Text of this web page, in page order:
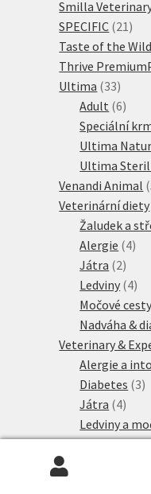
Smilla
SPECIFIC 21 21
Taste of the Wild
Thrive
Ultima 3333
Adult 66
Speciální
Ultima
Ultima
Venandi Animal
Veterinární diety
Žaludek a
Alergie 44
Játra 22
Ledviny 44
Močové cesty
Nadváha &
Veterinary &
Alergie a
Diabetes 33
Játra 44
Ledviny a
Mature 77